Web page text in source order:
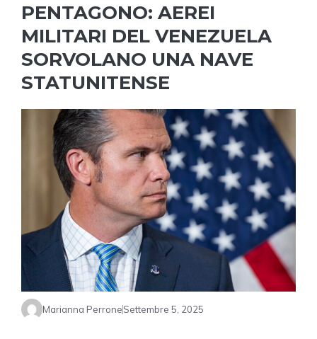
PENTAGONO: AEREI
MILITARI DEL VENEZUELA
SORVOLANO UNA NAVE
STATUNITENSE
Marianna PerroneSettembre 5, 2025